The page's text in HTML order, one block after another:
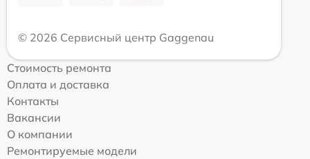
© 2026 Сервисный центр Gaggenau
Стоимость ремонта
Оплата и доставка
Контакты
Вакансии
О компании
Ремонтируемые модели